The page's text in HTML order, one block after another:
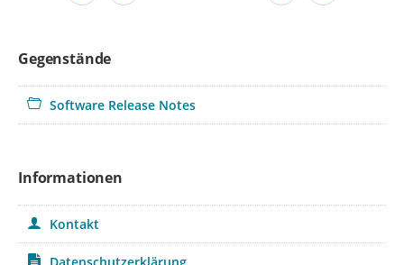
Gegenstände
Software Release Notes
Informationen
Kontakt